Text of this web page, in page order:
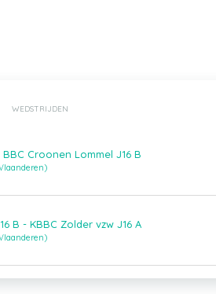
WEDSTRIJDEN
Croonen Lommel J16 B
B - KBBC Zolder vzw J16 A